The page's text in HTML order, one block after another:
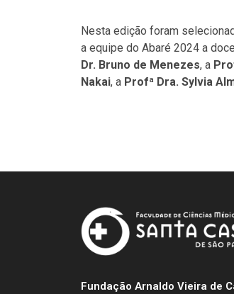
Nesta edição foram
a equipe do Abaré 2024 a
Dr. Bruno de Menezes, a
Nakai, a Profª Dra. Sylvia
Fundação Arnaldo Vieira de